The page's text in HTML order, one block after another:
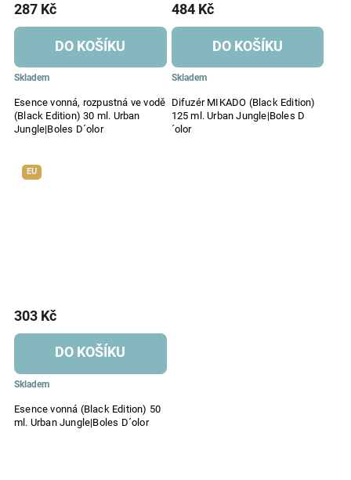
Esence vonná, rozpustná ve vodě
(Black Edition) 30 ml. Urban
Jungle|Boles D´olor
Skladem
287 Kč
DO KOŠÍKU
Difuzér MIKADO (Black Edition)
125 ml. Urban Jungle|Boles D
´olor
Skladem
484 Kč
DO KOŠÍKU
EU
Esence vonná (Black Edition) 50
ml. Urban Jungle|Boles D´olor
Skladem
303 Kč
DO KOŠÍKU